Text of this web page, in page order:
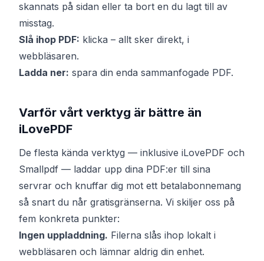
skannats på sidan eller ta bort en du lagt till av
misstag.
Slå ihop PDF: klicka – allt sker direkt, i
webbläsaren.
Ladda ner: spara din enda sammanfogade PDF.
Varför vårt verktyg är bättre än
iLovePDF
De flesta kända verktyg — inklusive iLovePDF och
Smallpdf — laddar upp dina PDF:er till sina
servrar och knuffar dig mot ett betalabonnemang
så snart du når gratisgränserna. Vi skiljer oss på
fem konkreta punkter:
Ingen uppladdning. Filerna slås ihop lokalt i
webbläsaren och lämnar aldrig din enhet.